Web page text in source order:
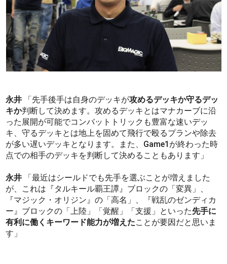
永井 「先手後手は自身のデッキが攻めるデッキか守るデッ
キか判断して決めます。攻めるデッキとはマナカーブに沿
った展開が可能でコンバットトリックも豊富な速いデッ
キ、守るデッキとは地上を固めて飛行で殴るプランや除去
が多い遅いデッキとなります。また、Game1が終わった時
点での相手のデッキを判断して決めることもあります」
永井 「最近はシールドでも先手を選ぶことが増えました
が、これは『タルキール覇王譚』ブロックの「変異」、
『マジック・オリジン』の「高名」、『戦乱のゼンディカ
ー』ブロックの「上陸」「覚醒」「支援」といった先手に
有利に働くキーワード能力が増えたことが要因だと思いま
す」